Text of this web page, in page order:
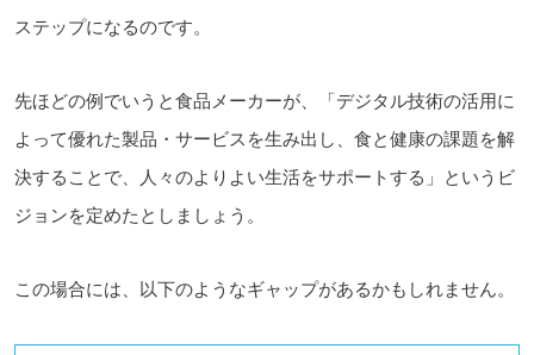
ステップになるのです。
先ほどの例でいうと食品メーカーが、「デジタル技術の活用に
よって優れた製品・サービスを生み出し、食と健康の課題を解
決することで、人々のよりよい生活をサポートする」というビ
ジョンを定めたとしましょう。
この場合には、以下のようなギャップがあるかもしれません。